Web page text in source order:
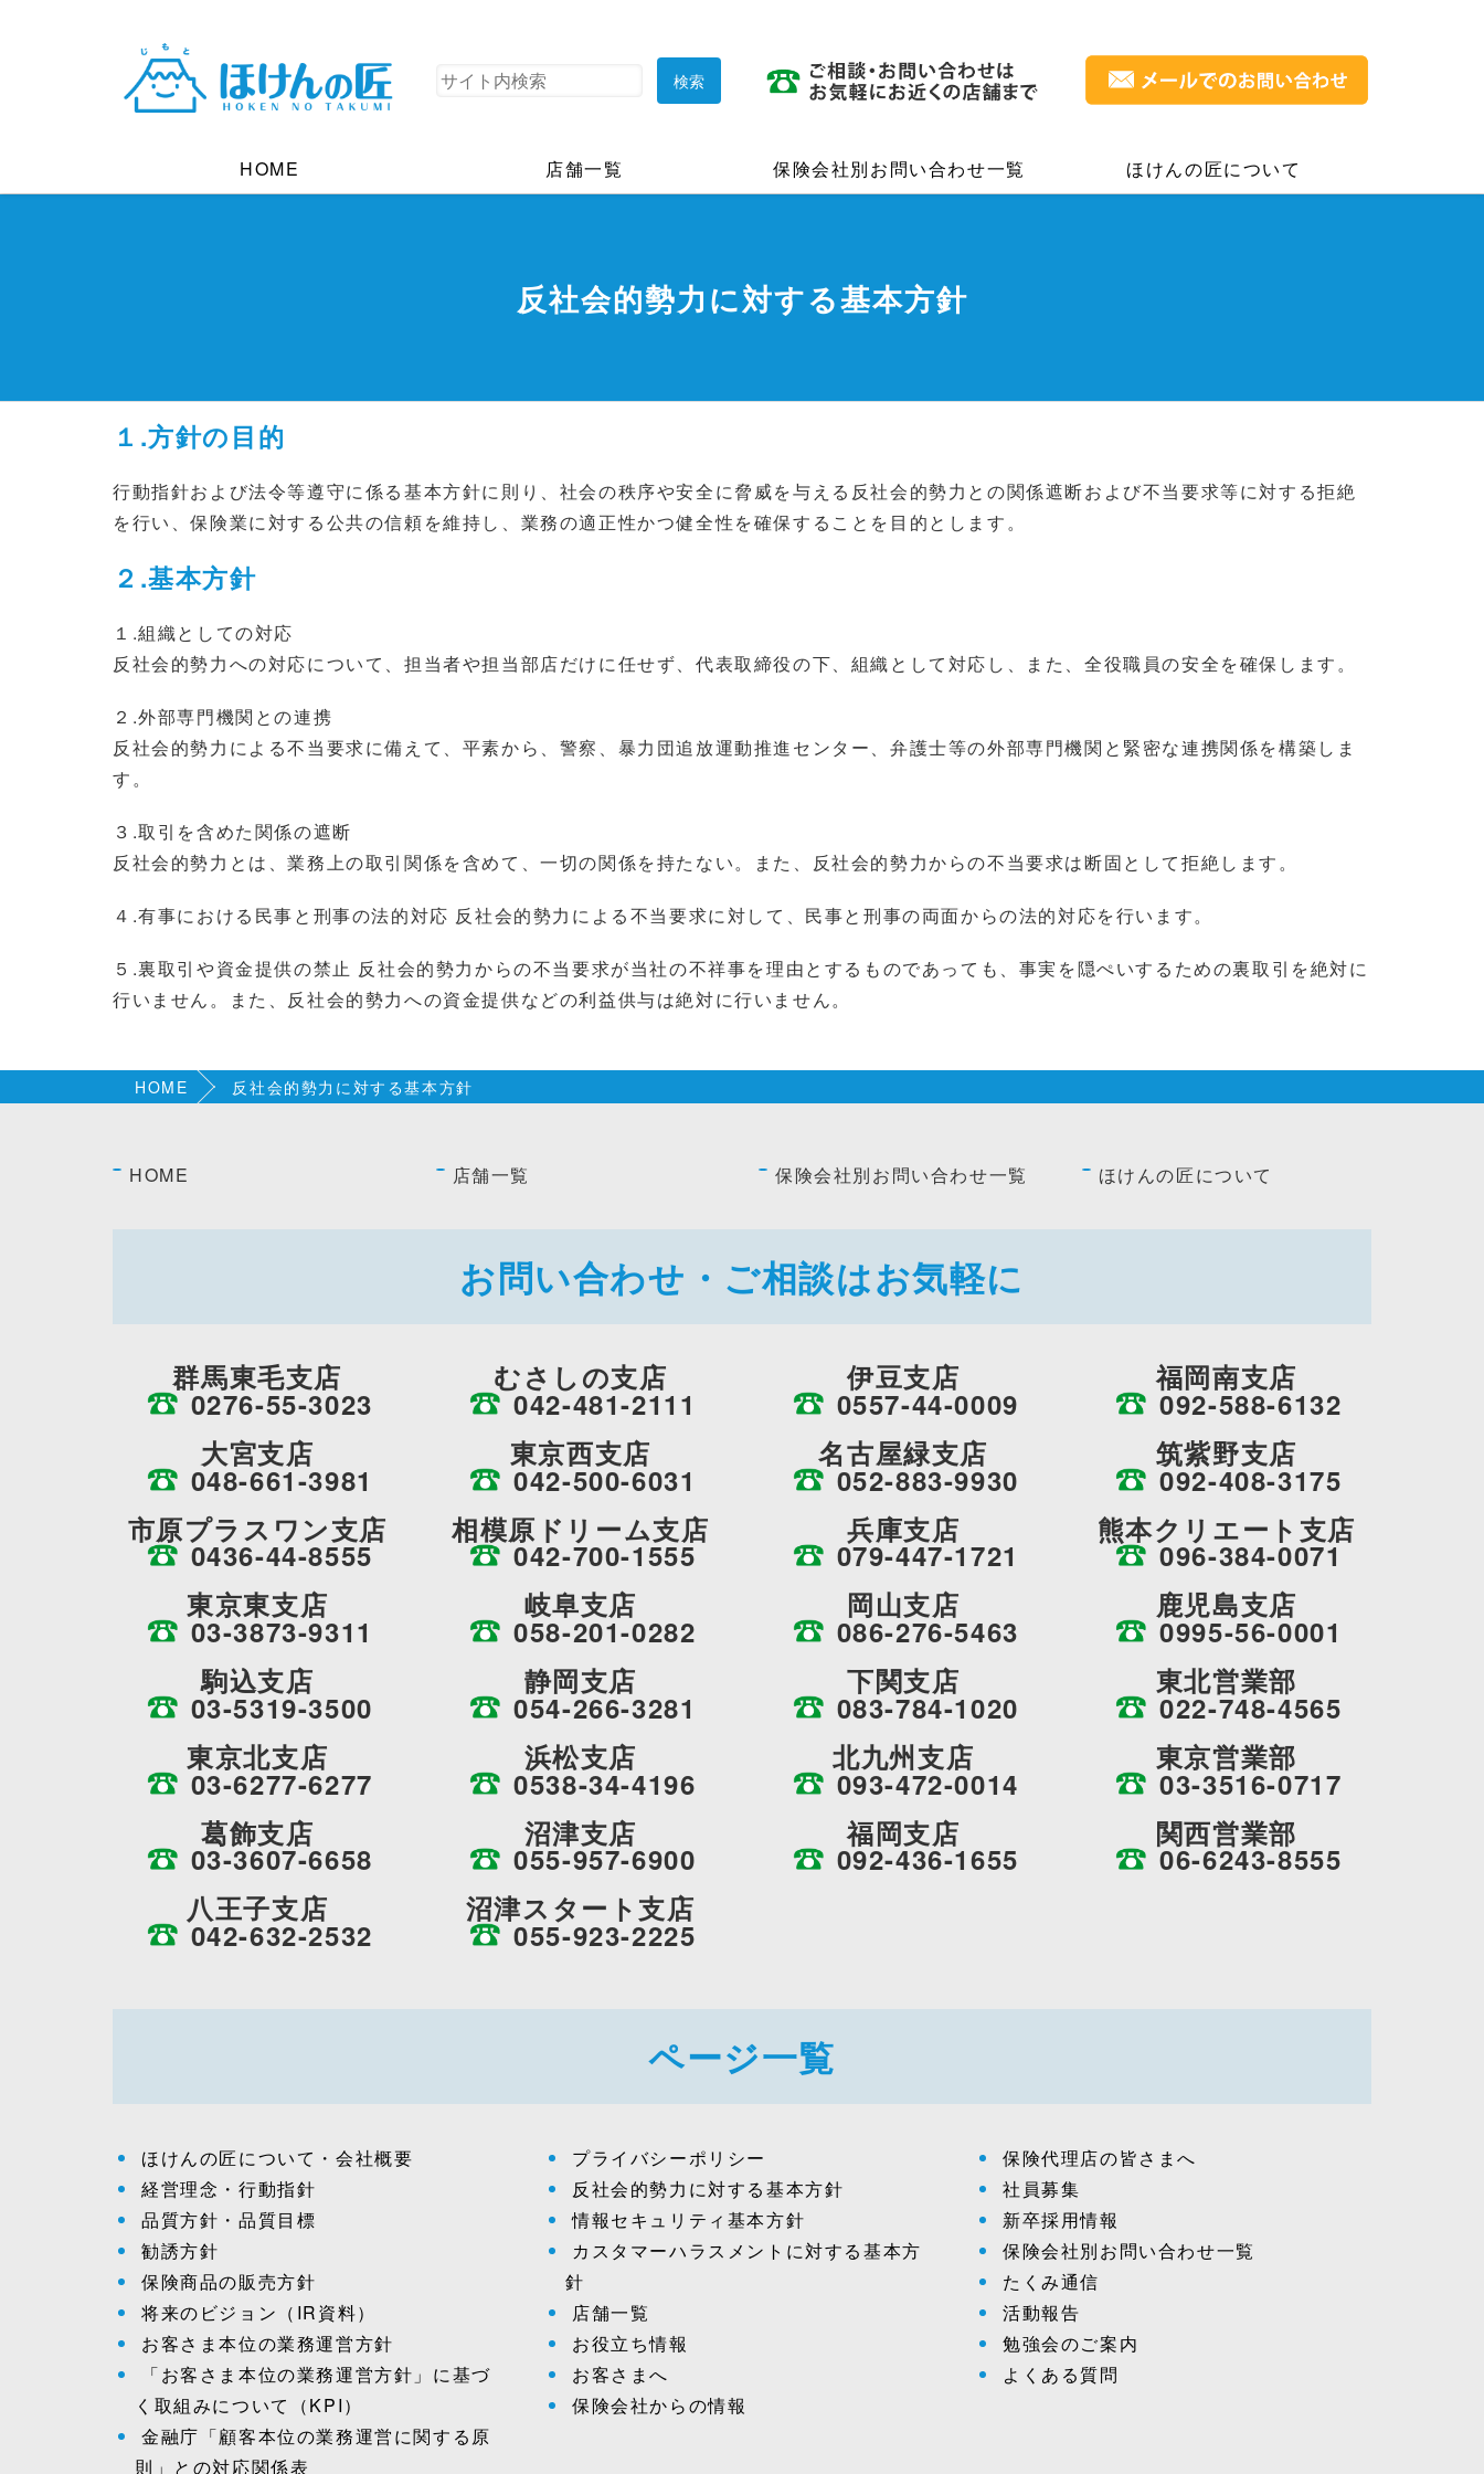
HOME 店舗一覧 保険会社別お問い合わせ一覧 ほけんの匠について
反社会的勢力に対する基本方針
１.方針の目的
行動指針および法令等遵守に係る基本方針に則り、社会の秩序や安全に脅威を与える反社会的勢力との関係遮断および不当要求等に対する拒絶
を行い、保険業に対する公共の信頼を維持し、業務の適正性かつ健全性を確保することを目的とします。
２.基本方針
１.組織としての対応
反社会的勢力への対応について、担当者や担当部店だけに任せず、代表取締役の下、組織として対応し、また、全役職員の安全を確保します。
２.外部専門機関との連携
反社会的勢力による不当要求に備えて、平素から、警察、暴力団追放運動推進センター、弁護士等の外部専門機関と緊密な連携関係を構築しま
す。
３.取引を含めた関係の遮断
反社会的勢力とは、業務上の取引関係を含めて、一切の関係を持たない。また、反社会的勢力からの不当要求は断固として拒絶します。
４.有事における民事と刑事の法的対応 反社会的勢力による不当要求に対して、民事と刑事の両面からの法的対応を行います。
５.裏取引や資金提供の禁止 反社会的勢力からの不当要求が当社の不祥事を理由とするものであっても、事実を隠ぺいするための裏取引を絶対に
行いません。また、反社会的勢力への資金提供などの利益供与は絶対に行いません。
HOME 反社会的勢力に対する基本方針
HOME 店舗一覧 保険会社別お問い合わせ一覧 ほけんの匠について
お問い合わせ・ご相談はお気軽に
群馬東毛支店
0276-55-3023
大宮支店
048-661-3981
市原プラスワン支店
0436-44-8555
東京東支店
03-3873-9311
駒込支店
03-5319-3500
東京北支店
03-6277-6277
葛飾支店
03-3607-6658
八王子支店
042-632-2532
むさしの支店
042-481-2111
東京西支店
042-500-6031
相模原ドリーム支店
042-700-1555
岐阜支店
058-201-0282
静岡支店
054-266-3281
浜松支店
0538-34-4196
沼津支店
055-957-6900
沼津スタート支店
055-923-2225
伊豆支店
0557-44-0009
名古屋緑支店
052-883-9930
兵庫支店
079-447-1721
岡山支店
086-276-5463
下関支店
083-784-1020
北九州支店
093-472-0014
福岡支店
092-436-1655
福岡南支店
092-588-6132
筑紫野支店
092-408-3175
熊本クリエート支店
096-384-0071
鹿児島支店
0995-56-0001
東北営業部
022-748-4565
東京営業部
03-3516-0717
関西営業部
06-6243-8555
ページ一覧
ほけんの匠について・会社概要
経営理念・行動指針
品質方針・品質目標
勧誘方針
保険商品の販売方針
将来のビジョン（IR資料）
お客さま本位の業務運営方針
「お客さま本位の業務運営方針」に基づ
く取組みについて（KPI）
金融庁「顧客本位の業務運営に関する原
則」との対応関係表
プライバシーポリシー
反社会的勢力に対する基本方針
情報セキュリティ基本方針
カスタマーハラスメントに対する基本方
針
店舗一覧
お役立ち情報
お客さまへ
保険会社からの情報
保険代理店の皆さまへ
社員募集
新卒採用情報
保険会社別お問い合わせ一覧
たくみ通信
活動報告
勉強会のご案内
よくある質問